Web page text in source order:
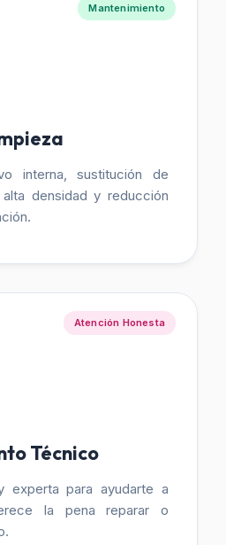
Mantenimiento
interna, sustitución de
densidad y reducción
Atención Honesta
Técnico
experta para ayudarte a
la pena reparar o